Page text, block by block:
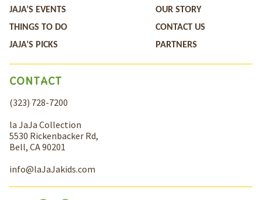
OUR STORY
CONTACT US
PARTNERS
JAJA’S EVENTS
THINGS TO DO
JAJA’S PICKS
CONTACT
(323) 728-7200
la JaJa Collection
5530 Rickenbacker Rd,
Bell, CA 90201
info@laJaJakids.com